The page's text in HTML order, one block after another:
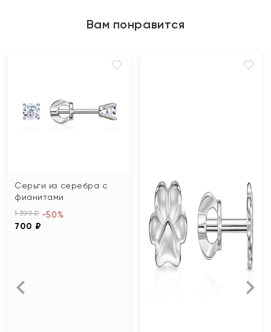
Вам понравится
Серьги из серебра с
фианитами
1 399 ₽
700 ₽
-50%